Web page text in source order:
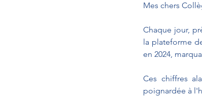
Mes chers
Chaque jour,
la plateforme
en 2024,
Ces chiffres
poignardée à